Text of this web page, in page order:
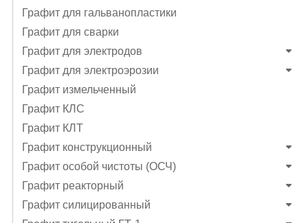
Графит для гальванопластики
Графит для сварки
Графит для электродов
Графит для электроэрозии
Графит измельченный
Графит КЛС
Графит КЛТ
Графит конструкционный
Графит особой чистоты (ОСЧ)
Графит реакторный
Графит силицированный